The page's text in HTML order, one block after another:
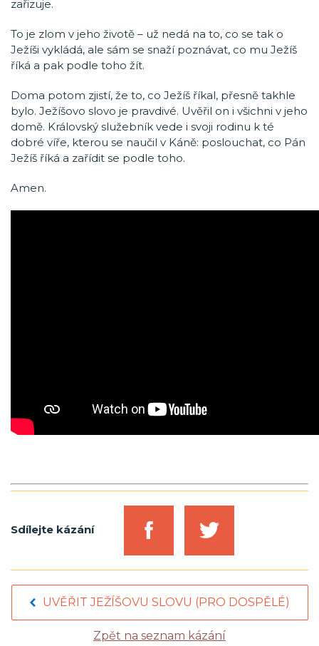
zařizuje.
To je zlom v jeho životě – už nedá na to, co se tak o
Ježíši vykládá, ale sám se snaží poznávat, co mu Ježíš
říká a pak podle toho žít.
Doma potom zjistí, že to, co Ježíš říkal, přesně takhle
bylo. Ježíšovo slovo je pravdivé. Uvěřil on i všichni v jeho
domě. Královský služebník vede i svoji rodinu k té
dobré víře, kterou se naučil v Káně: poslouchat, co Pán
Ježíš říká a zařídit se podle toho.
Amen.
Sdílejte kázání
UVĚŘIT JEŽÍŠOVU SLOVU (PRO DOSPĚLÉ)
Zpět na seznam kázání